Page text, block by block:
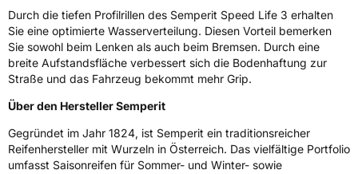
Durch die tiefen Profilrillen des Semperit Speed Life 3 erhalten
Sie eine optimierte Wasserverteilung. Diesen Vorteil bemerken
Sie sowohl beim Lenken als auch beim Bremsen. Durch eine
breite Aufstandsfläche verbessert sich die Bodenhaftung zur
Straße und das Fahrzeug bekommt mehr Grip.
Über den Hersteller Semperit
Gegründet im Jahr 1824, ist Semperit ein traditionsreicher
Reifenhersteller mit Wurzeln in Österreich. Das vielfältige Portfolio
umfasst Saisonreifen für Sommer- und Winter- sowie